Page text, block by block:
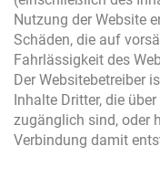
Nutzung der Website
Schäden, die auf
Fahrlässigkeit des
Der Websitebetreiber
Inhalte Dritter, die
zugänglich sind, oder
Verbindung damit